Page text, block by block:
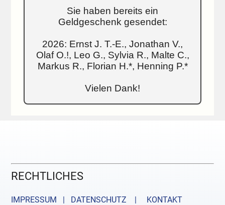
Sie haben bereits ein
Geldgeschenk gesendet:
2026: Ernst J. T.-E., Jonathan V.,
Olaf O.!, Leo G., Sylvia R., Malte C.,
Markus R., Florian H.*, Henning P.*
Vielen Dank!
RECHTLICHES
IMPRESSUM | DATENSCHUTZ |
KONTAKT